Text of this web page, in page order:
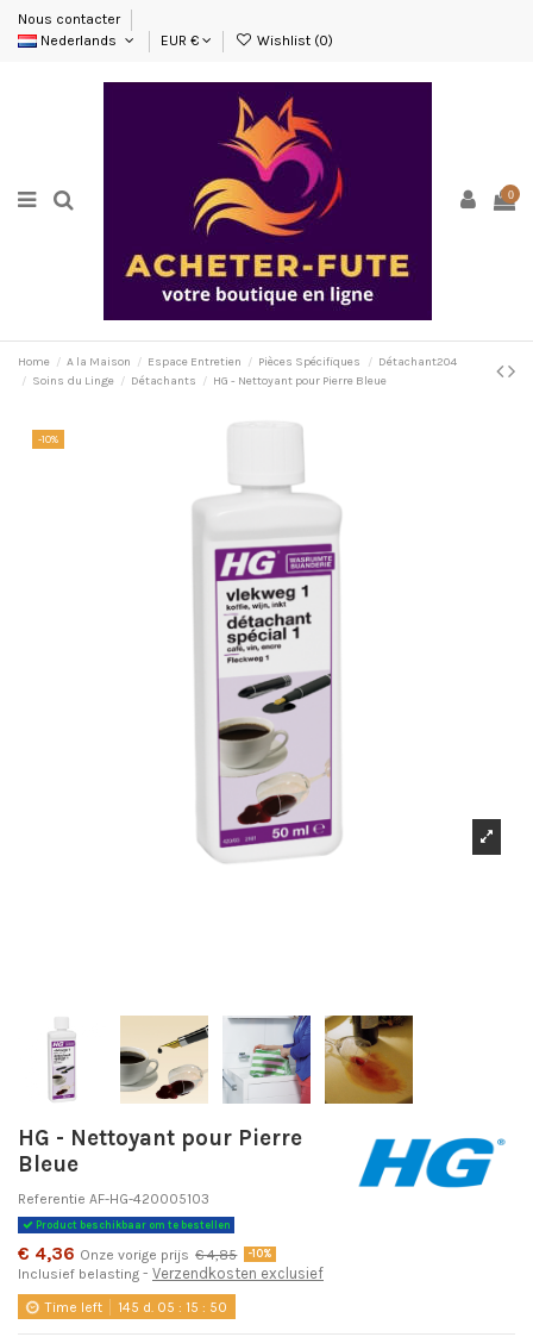
Nous contacter
Nederlands
EUR € Wishlist (0)
0
Home A la Maison Espace Entretien Pièces Spécifiques
Détachant204
Soins du Linge
Détachants HG - Nettoyant pour Pierre Bleue
-10%
HG - Nettoyant pour Pierre
Bleue
Referentie AF-HG-420005103
Product beschikbaar om te bestellen
€ 4,36 Onze vorige prijs € 4,85 -10%
Inclusief belasting Verzendkosten exclusief
Time left 145 d. 05 : 15 : 49